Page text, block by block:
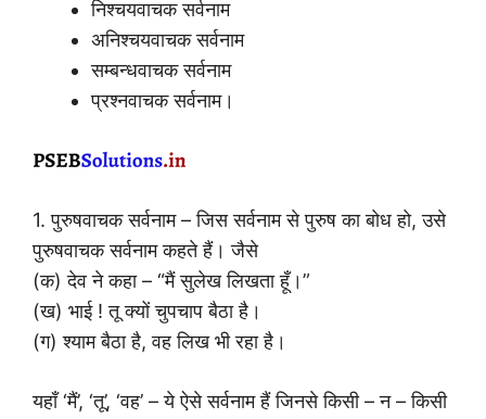
निश्चयवाचक सर्वनाम
अनिश्चयवाचक सर्वनाम
सम्बन्धवाचक सर्वनाम
प्रश्नवाचक सर्वनाम।
1. पुरुषवाचक सर्वनाम – जिस सर्वनाम से पुरुष का बोध हो, उसे
पुरुषवाचक सर्वनाम कहते हैं। जैसे
(क) देव ने कहा – “मैं सुलेख लिखता हूँ।”
(ख) भाई ! तू क्यों चुपचाप बैठा है।
(ग) श्याम बैठा है, वह लिख भी रहा है।
यहाँ ‘मैं’, ‘तू’, ‘वह’ – ये ऐसे सर्वनाम हैं जिनसे किसी – न – किसी